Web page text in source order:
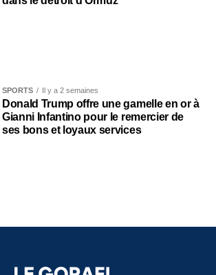
SPORTS Il y a 2 semaines
Donald Trump offre une gamelle en or à
Gianni Infantino pour le remercier de
ses bons et loyaux services